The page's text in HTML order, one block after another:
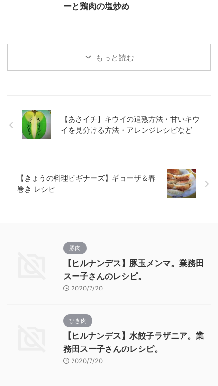
ーと鶏肉の塩炒め
もっと読む
【あさイチ】キウイの追熟方法・甘いキウ
イを見分ける方法・アレンジレシピなど
【きょうの料理ビギナーズ】ギョーザ＆春
巻き レシピ
豚肉
【ヒルナンデス】豚玉メンマ。業務田
スー子さんのレシピ。
2020/7/20
ひき肉
【ヒルナンデス】水餃子ラザニア。業
務田スー子さんのレシピ。
2020/7/20